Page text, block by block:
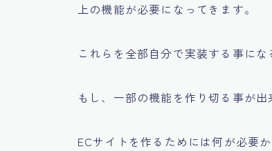
上の機能が必要になってきます。
これらを全部自分で実装する事に
もし、一部の機能を作り切る事が出
ECサイトを作るためには何が必要